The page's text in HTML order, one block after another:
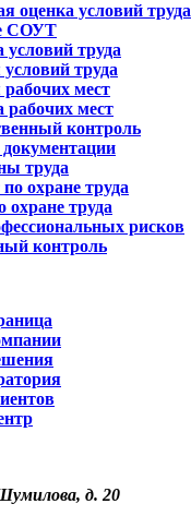
оценка условий труда
СОУТ
условий труда
труда
рабочих мест
рабочих мест
контроль
документации
труда
охране труда
охране труда
рисков
контроль
д. 20